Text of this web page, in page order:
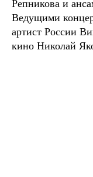
Репникова и
Ведущими
артист России
кино Николай